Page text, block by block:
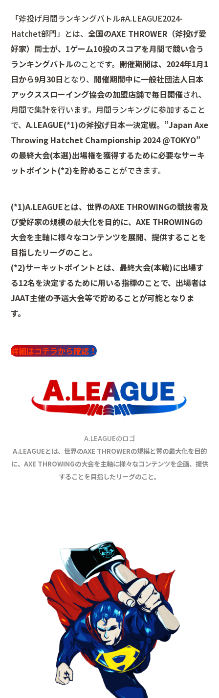
「斧投げ月間ランキングバトル#A.LEAGUE2024-
Hatchet部門」とは、 全国のAXE THROWER（斧投げ愛
好家）同士が、1ゲーム10投のスコアを月間で競い合う
ランキングバトルのことです。 開催期間は、2024年1月1
日から9月30日 となり、 開催期間中に一般社団法人日本
アックススローイング協会の加盟店舗で毎日開催され、
月間で集計を行います。月間ランキングに参加すること
で、A.LEAGUE(*1)の斧投げ日本一決定戦。”Japan Axe
Throwing Hatchet Championship 2024 @TOKYO”
の最終大会(本選)出場権を獲得するために必要なサーキ
ットポイント(*2)を貯めることができます。
(*1)A.LEAGUEとは、世界のAXE THROWINGの競技者及
び愛好家の規模の最大化を目的に、AXE THROWINGの
大会を主軸に様々なコンテンツを展開、提供することを
目指したリーグのこと。
(*2)サーキットポイントとは、最終大会(本戦)に出場す
る12名を決定するために用いる指標のことで、出場者は
JAAT主催の予選大会等で貯めることが可能となりま
す。
詳細はコチラから確認！
A.LEAGUEのロゴ
A.LEAGUEとは、世界のAXE THROWERの規模と質の最大化を目的
に、 AXE THROWINGの大会を主軸に様々なコンテンツを企画、提供
することを目指したリーグのこと。